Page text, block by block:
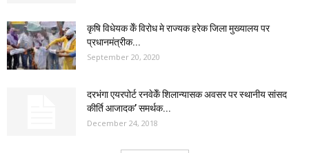
कृषि विधेयक केँ विरोध मे राज्यक हरेक जिला मुख्यालय पर
प्रधानमंत्रीक...
September 20, 2020
दरभंगा एयरपोर्ट रनवेकेँ शिलान्यासक अवसर पर स्थानीय सांसद
कीर्ति आजादक’ समर्थक...
December 24, 2018